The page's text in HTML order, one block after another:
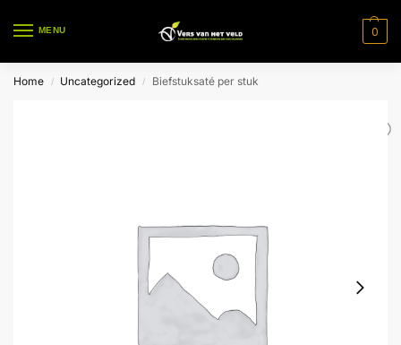
MENU 0
Home / Uncategorized / Biefstuksaté per stuk